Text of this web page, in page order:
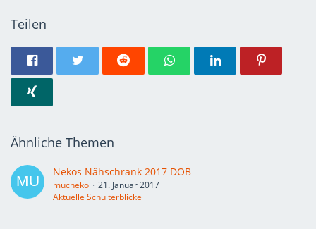
Teilen
Ähnliche Themen
Nekos Nähschrank 2017 DOB
mucneko
21. Januar 2017
Aktuelle Schulterblicke